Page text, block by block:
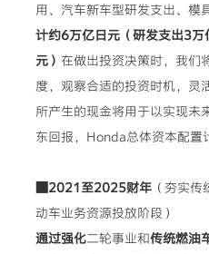
用、汽车新车型研发支出、
计约6万亿日元（研发支出3
元） 在做出投资决策时，我们
度，观察合适的投资时机，灵
所产生的现金将用于以实现未
东回报，Honda总体资本配置
■2021至2025财年 （夯实
动车业务资源投放阶段）
通过强化二轮事业和传统燃油